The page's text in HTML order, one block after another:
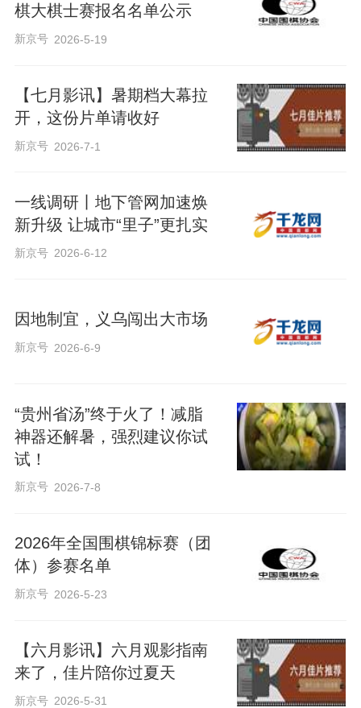
棋大棋士赛报名名单公示
新京号 2026-5-19
【七月影讯】暑期档大幕拉
开，这份片单请收好
新京号 2026-7-1
一线调研丨地下管网加速焕
新升级 让城市“里子”更扎实
新京号 2026-6-12
因地制宜，义乌闯出大市场
新京号 2026-6-9
“贵州省汤”终于火了！减脂
神器还解暑，强烈建议你试
试！
新京号 2026-7-8
2026年全国围棋锦标赛（团
体）参赛名单
新京号 2026-5-23
【六月影讯】六月观影指南
来了，佳片陪你过夏天
新京号 2026-5-31